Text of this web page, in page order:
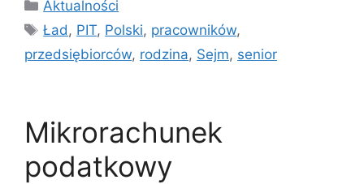
Aktualności
Tagi
Ład , PIT, Polski, pracowników,
przedsiębiorców, rodzina, Sejm, senior
Mikrorachunek
podatkowy